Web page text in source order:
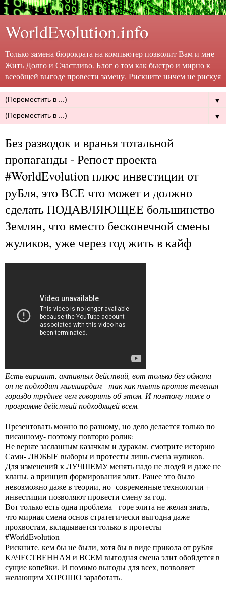
WorldEvolution.info
Только замена бюрократа на компьютер позволит Вам и мне
Жить Долго и Счастливо. Блог о том как быстро и мирно к
всеобщей выгоде провести замену. Рискните ничем не рискуя
▼
▼
Без разводок и вранья тотальной
пропаганды - Репост проекта
#WorldEvolution плюс инвестиции от
руБля, это ВСЕ что может и должно
сделать ПОДАВЛЯЮЩЕЕ большинство
Землян, что вместо бесконечной смены
жуликов, уже через год жить в кайф
Есть вариант, активных действий, вот только без обмана
он не подходит миллиардам - так как плыть против течения
гораздо труднее чем говорить об этом. И поэтому ниже о
программе действий подходящей всем.
Презентовать можно по разному, но дело делается только по
писанному- поэтому повторю ролик:
Не верьте засланным казачкам и дуракам, смотрите историю
Сами- ЛЮБЫЕ выборы и протесты лишь смена жуликов.
Для изменений к ЛУЧШЕМУ менять надо не людей и даже не
кланы, а принцип формирования элит. Ранее это было
невозможно даже в теории, но современные технологии +
инвестиции позволяют провести смену за год.
Вот только есть одна проблема - горе элита не желая знать,
что мирная смена основ стратегически выгодна даже
прохвостам, вкладывается только в протесты
#WorldEvolution
Рискните, кем бы не были, хотя бы в виде прикола от руБля
КАЧЕСТВЕННАЯ и ВСЕМ выгодная смена элит обойдется в
сущие копейки. И помимо выгоды для всех, позволяет
желающим ХОРОШО заработать.